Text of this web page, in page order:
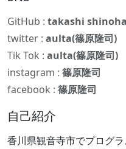
GitHub : takashi
twitter : aulta(篠原隆司)
Tik Tok : aulta(篠原隆司)
instagram : 篠原隆司
facebook : 篠原隆司
自己紹介
香川県観音寺市でプログ